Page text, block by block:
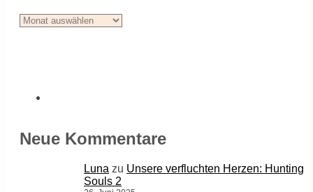
Blogarchiv
Neue Kommentare
Luna zu Unsere verfluchten Herzen: Hunting
Souls 2